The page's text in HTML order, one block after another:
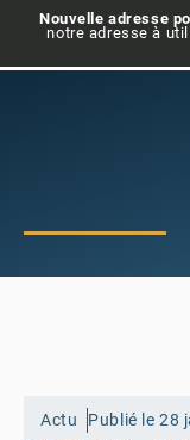
Nouvelle adresse
notre adresse à
Actu Publié le 28